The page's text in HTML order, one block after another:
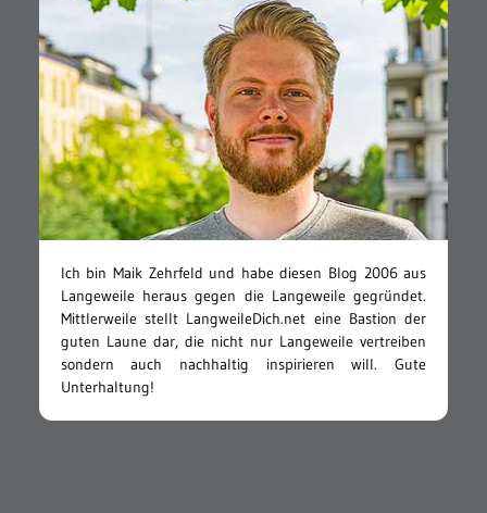
Ich bin Maik Zehrfeld und habe diesen Blog 2006 aus
Langeweile heraus gegen die Langeweile gegründet.
Mittlerweile stellt LangweileDich.net eine Bastion der
guten Laune dar, die nicht nur Langeweile vertreiben
sondern auch nachhaltig inspirieren will. Gute
Unterhaltung!